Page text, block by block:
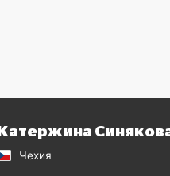
Катержина
Чехия